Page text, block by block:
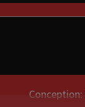
Conception: